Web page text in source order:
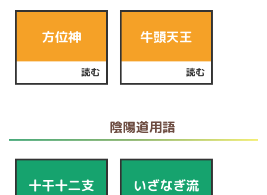
方位神
読む
牛頭天王
読む
陰陽道用語
十干十二支 いざなぎ流